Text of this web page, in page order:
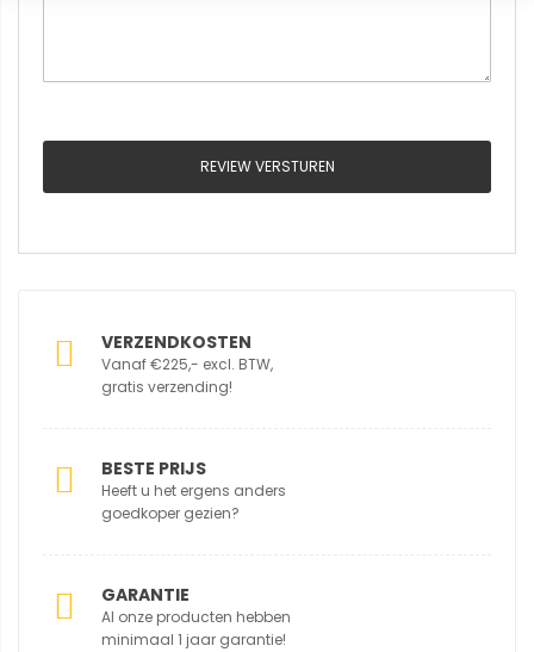
REVIEW VERSTUREN
VERZENDKOSTEN
Vanaf €225,- excl. BTW,
gratis verzending!
BESTE PRIJS
Heeft u het ergens anders
goedkoper gezien?
GARANTIE
Al onze producten hebben
minimaal 1 jaar garantie!